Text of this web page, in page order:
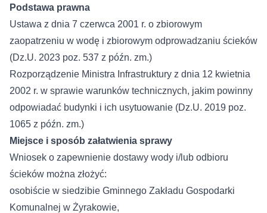
Podstawa prawna
Ustawa z dnia 7 czerwca 2001 r. o zbiorowym
zaopatrzeniu w wodę i zbiorowym odprowadzaniu ścieków
(Dz.U. 2023 poz. 537 z późn. zm.)
Rozporządzenie Ministra Infrastruktury z dnia 12 kwietnia
2002 r. w sprawie warunków technicznych, jakim powinny
odpowiadać budynki i ich usytuowanie (Dz.U. 2019 poz.
1065 z późn. zm.)
Miejsce i sposób załatwienia sprawy
Wniosek o zapewnienie dostawy wody i/lub odbioru
ścieków można złożyć:
osobiście w siedzibie Gminnego Zakładu Gospodarki
Komunalnej w Żyrakowie,